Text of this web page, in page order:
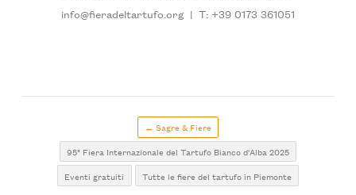
info@fieradeltartufo.org | T: +39 0173 361051
← Sagre & Fiere
95° Fiera Internazionale del Tartufo Bianco d'Alba 2025
Eventi gratuiti
Tutte le fiere del tartufo in Piemonte